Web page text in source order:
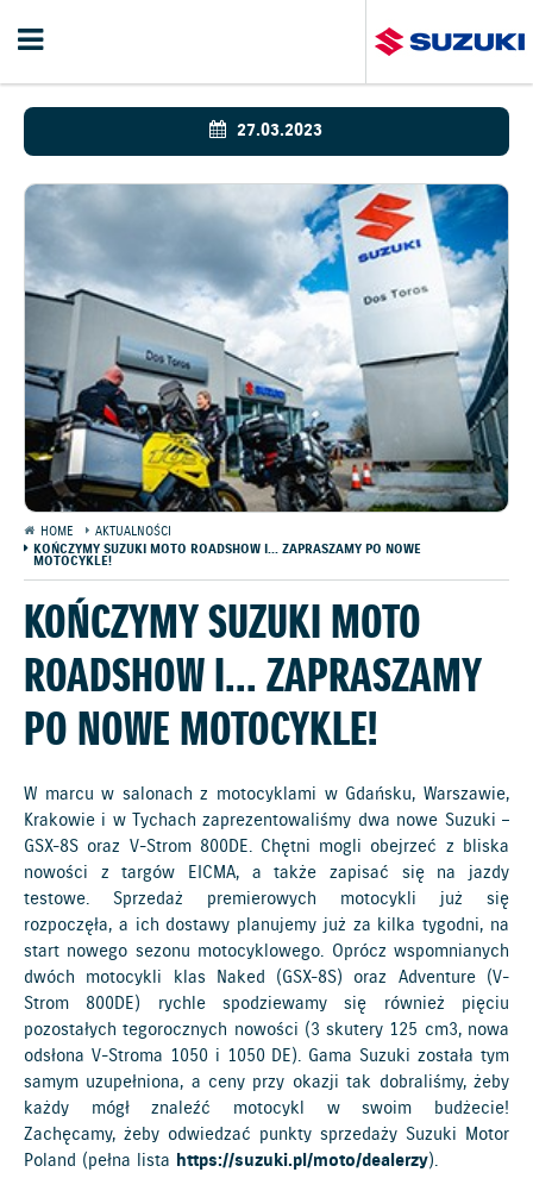
27.03.2023
HOME
AKTUALNOŚCI
KOŃCZYMY SUZUKI MOTO ROADSHOW I... ZAPRASZAMY PO NOWE
MOTOCYKLE!
KOŃCZYMY SUZUKI MOTO
ROADSHOW I... ZAPRASZAMY
PO NOWE MOTOCYKLE!
W marcu w salonach z motocyklami w Gdańsku, Warszawie,
Krakowie i w Tychach zaprezentowaliśmy dwa nowe Suzuki –
GSX-8S oraz V-Strom 800DE. Chętni mogli obejrzeć z bliska
nowości z targów EICMA, a także zapisać się na jazdy
testowe. Sprzedaż premierowych motocykli już się
rozpoczęła, a ich dostawy planujemy już za kilka tygodni, na
start nowego sezonu motocyklowego. Oprócz wspomnianych
dwóch motocykli klas Naked (GSX-8S) oraz Adventure (V-
Strom 800DE) rychle spodziewamy się również pięciu
pozostałych tegorocznych nowości (3 skutery 125 cm3, nowa
odsłona V-Stroma 1050 i 1050 DE). Gama Suzuki została tym
samym uzupełniona, a ceny przy okazji tak dobraliśmy, żeby
każdy mógł znaleźć motocykl w swoim budżecie!
Zachęcamy, żeby odwiedzać punkty sprzedaży Suzuki Motor
Poland (pełna lista https://suzuki.pl/moto/dealerzy).